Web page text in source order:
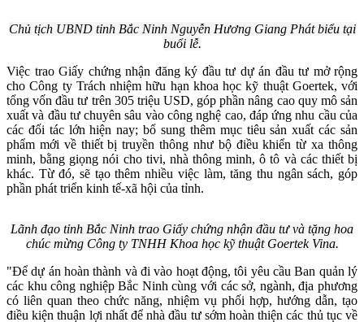
Chủ tịch UBND tỉnh Bắc Ninh Nguyễn Hương Giang Phát biểu tại
buổi lễ.
Việc trao Giấy chứng nhận đăng ký đầu tư dự án đầu tư mở rộng
cho Công ty Trách nhiệm hữu hạn khoa học kỹ thuật Goertek, với
tổng vốn đầu tư trên 305 triệu USD, góp phần nâng cao quy mô sản
xuất và đầu tư chuyên sâu vào công nghệ cao, đáp ứng nhu cầu của
các đối tác lớn hiện nay; bổ sung thêm mục tiêu sản xuất các sản
phẩm mới về thiết bị truyền thông như bộ điều khiển từ xa thông
minh, bằng giọng nói cho tivi, nhà thông minh, ô tô và các thiết bị
khác. Từ đó, sẽ tạo thêm nhiều việc làm, tăng thu ngân sách, góp
phần phát triển kinh tế-xã hội của tỉnh.
Lãnh đạo tỉnh Bắc Ninh trao Giấy chứng nhận đầu tư và tặng hoa
chúc mừng Công ty TNHH Khoa học kỹ thuật Goertek Vina.
"Để dự án hoàn thành và đi vào hoạt động, tôi yêu cầu Ban quản lý
các khu công nghiệp Bắc Ninh cùng với các sở, ngành, địa phương
có liên quan theo chức năng, nhiệm vụ phối hợp, hướng dẫn, tạo
điều kiện thuận lợi nhất để nhà đầu tư sớm hoàn thiện các thủ tục về